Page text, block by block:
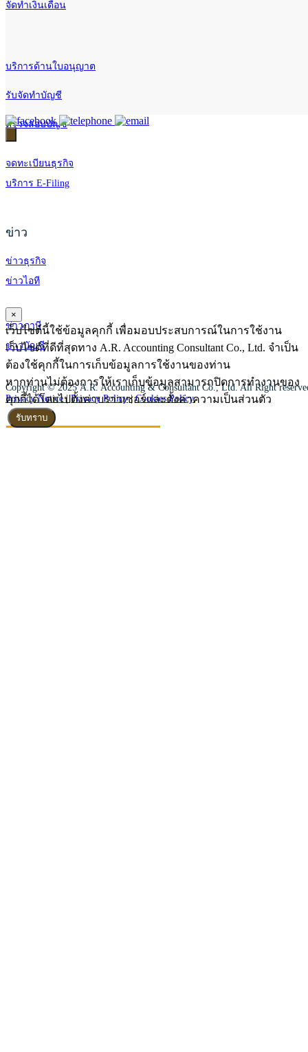
จัดทำเงินเดือน
บริการด้านใบอนุญาต
รับจัดทำบัญชี
ตรวจสอบบัญชี
จดทะเบียนธุรกิจ
บริการ E-Filing
ข่าว
ข่าวธุรกิจ
ข่าวไอที
ข่าวภาษี
ข่าวบัญชี
Copyright © 2025 A.R. Accounting & Consultant Co., Ltd. All Right
Privacy Notice | Privacy Policy|Cookies Policy
×
เว็บไซต์นี้ใช้ข้อมูลคุกกี้ เพื่อมอบประสบการณ์ในการใช้งาน
เว็บไซต์ที่ดีที่สุดทาง A.R. Accounting Consultant Co., Ltd. จำเป็น
ต้องใช้คุกกี้ในการเก็บข้อมูลการใช้งานของท่าน
หากท่านไม่ต้องการให้เราเก็บข้อมูลสามารถปิดการทำงานของ
คุกกี้ได้โดยไปตั้งค่าบราวเซอร์และตั้งค่าความเป็นส่วนตัว
รับทราบ